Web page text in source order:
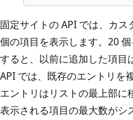
固定サイトの API では、カ
個の項目を表示します。20
すると、以前に追加した項目
API では、既存のエントリを
エントリはリストの最上部に
表示される項目の最大数がシ